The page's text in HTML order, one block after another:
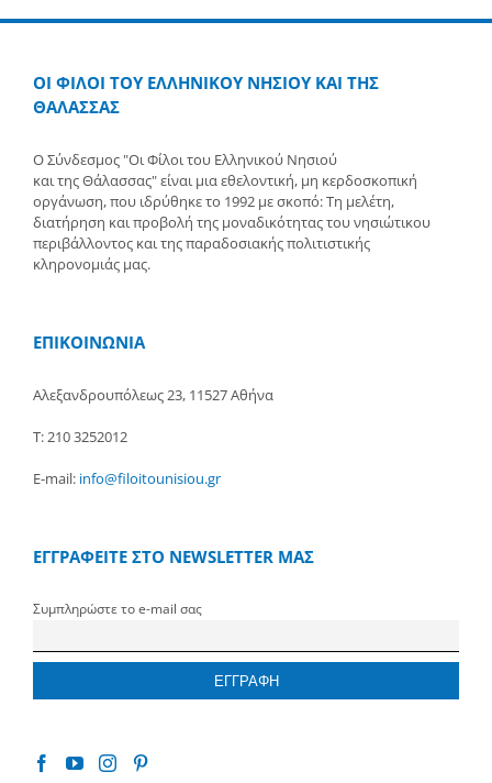
ΟΙ ΦΙΛΟΙ ΤΟΥ ΕΛΛΗΝΙΚΟΥ ΝΗΣΙΟΥ ΚΑΙ ΤΗΣ
ΘΑΛΑΣΣΑΣ
Ο Σύνδεσμος "Οι Φίλοι του Ελληνικού Νησιού
και της Θάλασσας" είναι μια εθελοντική, μη κερδοσκοπική
οργάνωση, που ιδρύθηκε το 1992 με σκοπό: Τη μελέτη,
διατήρηση και προβολή της μοναδικότητας του νησιώτικου
περιβάλλοντος και της παραδοσιακής πολιτιστικής
κληρονομιάς μας.
ΕΠΙΚΟΙΝΩΝΙΑ
Αλεξανδρουπόλεως 23, 11527 Αθήνα
Τ: 210 3252012
E-mail: info@filoitounisiou.gr
ΕΓΓΡΑΦΕΙΤΕ ΣΤΟ NEWSLETTER ΜΑΣ
Συμπληρώστε το e-mail σας